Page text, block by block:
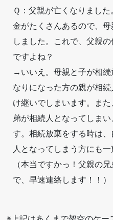
Ｑ：父親が亡くなりまし
金がたくさんあるので、
しました。これで、父親
ですよね？
→いいえ。母親と子が相続
なりになった方の親が相
け継いでしまいます。ま
弟が相続人となってしま
す。相続放棄をする時は
人となってしまう方にも
（本当ですかっ！父親の
で、早速連絡します！！）